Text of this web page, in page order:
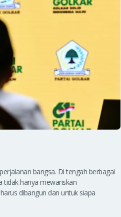
bangsa. Di tengah berbagai
tidak hanya mewariskan
dibangun dan untuk siapa